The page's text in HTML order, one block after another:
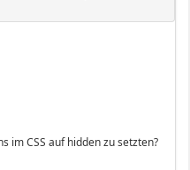
im CSS auf hidden zu setzten?